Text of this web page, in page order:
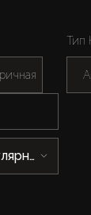
Тип
Популярности